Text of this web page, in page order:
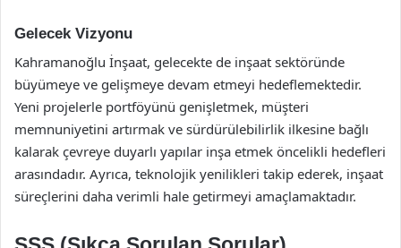
Gelecek Vizyonu
Kahramanoğlu İnşaat, gelecekte de inşaat sektöründe
büyümeye ve gelişmeye devam etmeyi hedeflemektedir.
Yeni projelerle portföyünü genişletmek, müşteri
memnuniyetini artırmak ve sürdürülebilirlik ilkesine bağlı
kalarak çevreye duyarlı yapılar inşa etmek öncelikli hedefleri
arasındadır. Ayrıca, teknolojik yenilikleri takip ederek, inşaat
süreçlerini daha verimli hale getirmeyi amaçlamaktadır.